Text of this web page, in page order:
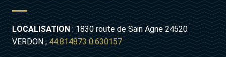
LOCALISATION: 1830 route de Sain Agne 24520
VERDON ;44.814873 0.630157